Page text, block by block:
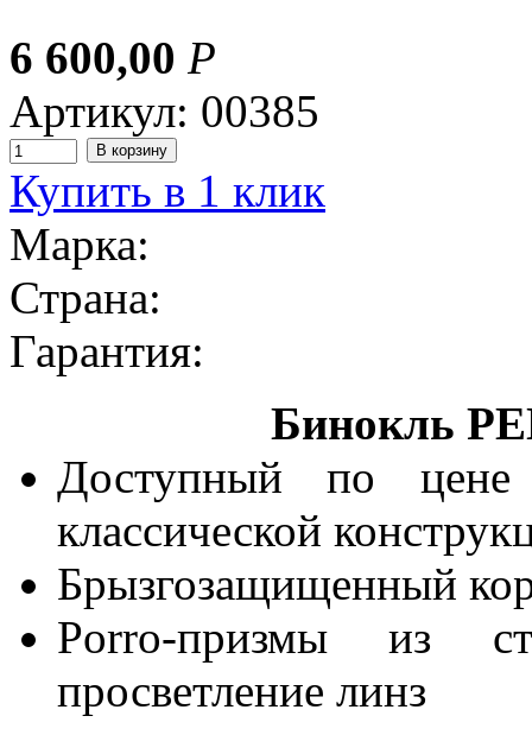
6 600,00 Р
Артикул: 00385
Купить в 1 клик
Марка:
Страна:
Гарантия:
Бинокль
Доступный по цене
классической
Брызгозащищенный
Porro-призмы из
просветление линз